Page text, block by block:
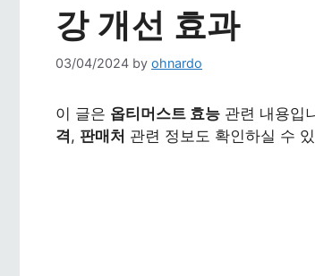
강 개선 효과
03/04/2024 by ohnardo
이 글은 옵티머스트 효능 관련 내용입
격, 판매처 관련 정보도 확인하실 수